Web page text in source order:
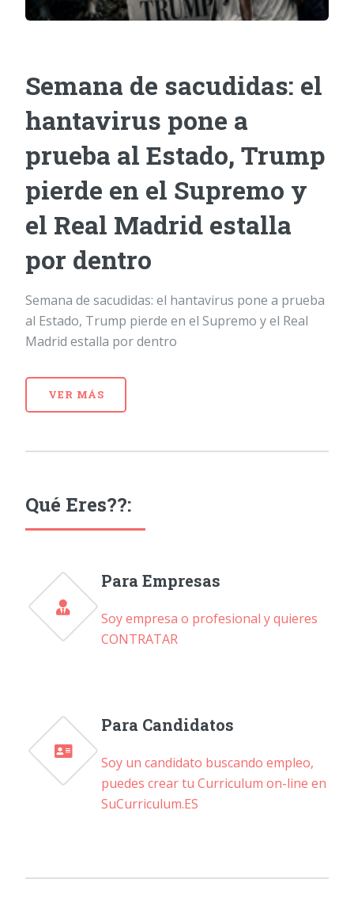
Semana de sacudidas: el
hantavirus pone a
prueba al Estado, Trump
pierde en el Supremo y
el Real Madrid estalla
por dentro
Semana de sacudidas: el hantavirus pone a prueba
al Estado, Trump pierde en el Supremo y el Real
Madrid estalla por dentro
VER MÁS
Qué Eres??:
Para Empresas
Soy empresa o profesional y quieres
CONTRATAR
Para Candidatos
Soy un candidato buscando empleo,
puedes crear tu Curriculum on-line en
SuCurriculum.ES